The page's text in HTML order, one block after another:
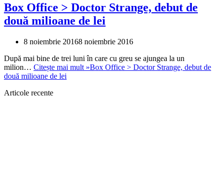
Box Office > Doctor Strange, debut de
două milioane de lei
8 noiembrie 20168 noiembrie 2016
După mai bine de trei luni în care cu greu se ajungea la un
milion… Citește mai mult »Box Office > Doctor Strange, debut de
două milioane de lei
Articole recente